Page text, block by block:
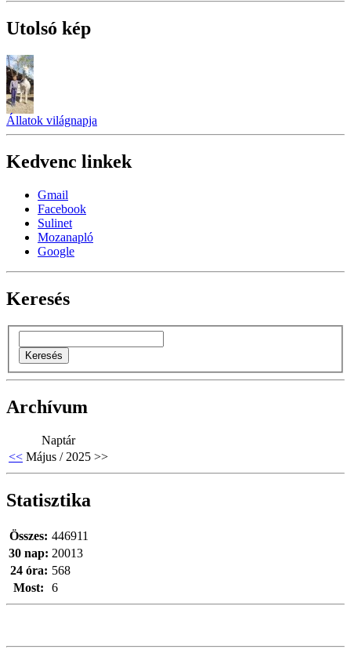
Utolsó kép
Állatok világnapja
Kedvenc linkek
Gmail
Facebook
Sulinet
Mozanapló
Google
Keresés
Archívum
Naptár
<< Május / 2025 >>
Statisztika
Most: 6
Összes: 446911
30 nap: 20013
24 óra: 568